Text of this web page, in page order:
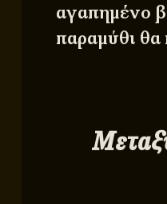
αγαπημένο
παραμύθι θα